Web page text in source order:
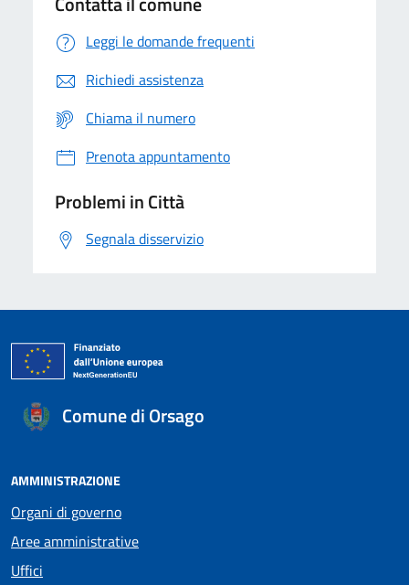
Leggi le domande frequenti
Richiedi assistenza
Chiama il numero
Prenota appuntamento
Problemi in Città
Segnala disservizio
Comune di Orsago
AMMINISTRAZIONE
Organi di governo
Aree amministrative
Uffici